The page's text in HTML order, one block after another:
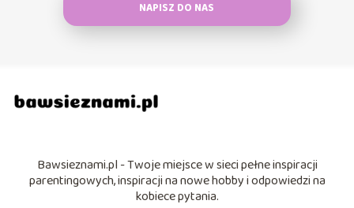
NAPISZ DO NAS
Bawsieznami.pl - Twoje miejsce w sieci pełne inspiracji
parentingowych, inspiracji na nowe hobby i odpowiedzi na
kobiece pytania.